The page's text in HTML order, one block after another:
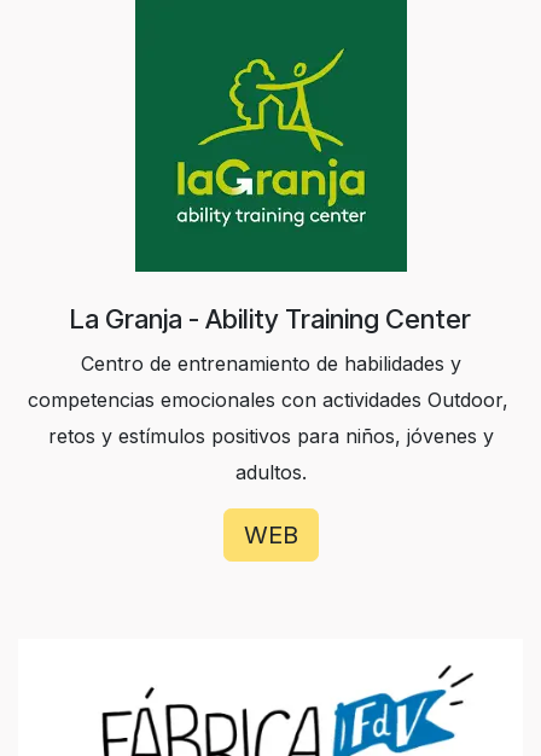
La Granja - Ability Training Center
Centro de entrenamiento de habilidades y
competencias emocionales con actividades Outdoor,
retos y estímulos positivos para niños, jóvenes y
adultos.
WEB